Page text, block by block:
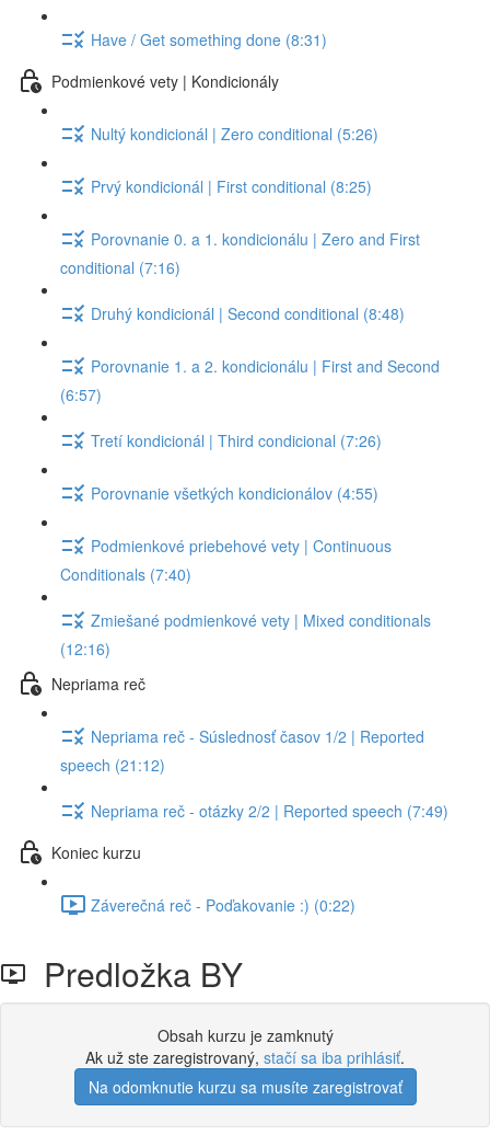
Have / Get something done (8:31)
Podmienkové vety | Kondicionály
Nultý kondicionál | Zero conditional (5:26)
Prvý kondicionál | First conditional (8:25)
Porovnanie 0. a 1. kondicionálu | Zero and First
conditional (7:16)
Druhý kondicionál | Second conditional (8:48)
Porovnanie 1. a 2. kondicionálu | First and Second
(6:57)
Tretí kondicionál | Third condicional (7:26)
Porovnanie všetkých kondicionálov (4:55)
Podmienkové priebehové vety | Continuous
Conditionals (7:40)
Zmiešané podmienkové vety | Mixed conditionals
(12:16)
Nepriama reč
Nepriama reč - Súslednosť časov 1/2 | Reported
speech (21:12)
Nepriama reč - otázky 2/2 | Reported speech (7:49)
Koniec kurzu
Záverečná reč - Poďakovanie :) (0:22)
Predložka BY
Obsah kurzu je zamknutý
Ak už ste zaregistrovaný, stačí sa iba prihlásiť.
Na odomknutie kurzu sa musíte zaregistrovať